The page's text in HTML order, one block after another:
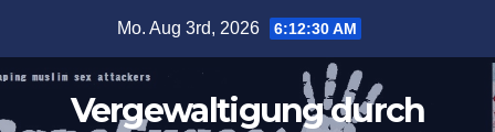
springen
Mo. Aug 3rd, 2026 6:12:30 AM
Vergewaltigung durch